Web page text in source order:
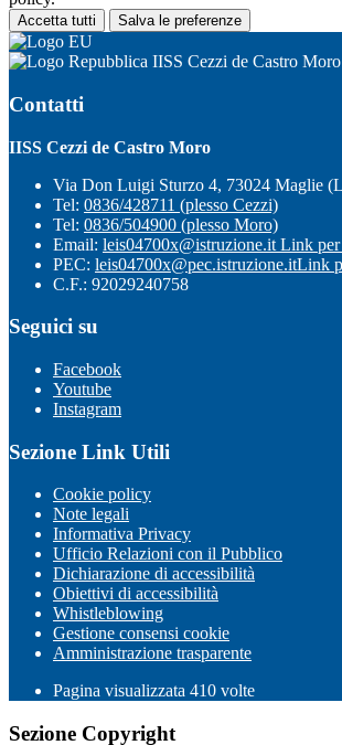
Accetta tutti Salva le preferenze
IISS Cezzi de Castro Moro
Contatti
IISS Cezzi de Castro Moro
Via Don Luigi Sturzo 4, 73024 Maglie
Tel: 0836/428711 (plesso Cezzi)
Tel: 0836/504900 (plesso Moro)
Email: leis04700x@istruzione.it Link per
PEC: leis04700x@pec.istruzione.itLink
C.F.: 92029240758
Seguici su
Facebook
Youtube
Instagram
Sezione Link Utili
Cookie policy
Note legali
Informativa Privacy
Ufficio Relazioni con il Pubblico
Dichiarazione di accessibilità
Obiettivi di accessibilità
Whistleblowing
Gestione consensi cookie
Amministrazione trasparente
Pagina visualizzata 410 volte
Sezione Copyright